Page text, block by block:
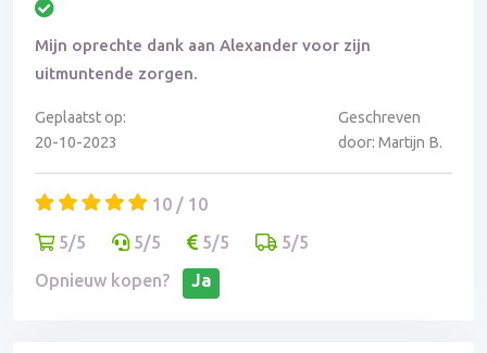
Mijn oprechte dank aan Alexander voor zijn
uitmuntende zorgen.
Geplaatst op:
20-10-2023
Geschreven
door: Martijn B.
10 / 10
5/5
5/5 5/5
5/5
Opnieuw kopen?
Ja